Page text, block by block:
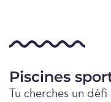
Piscines
Tu cherches un